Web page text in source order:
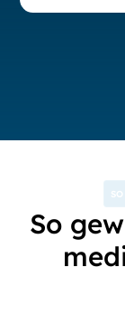
So